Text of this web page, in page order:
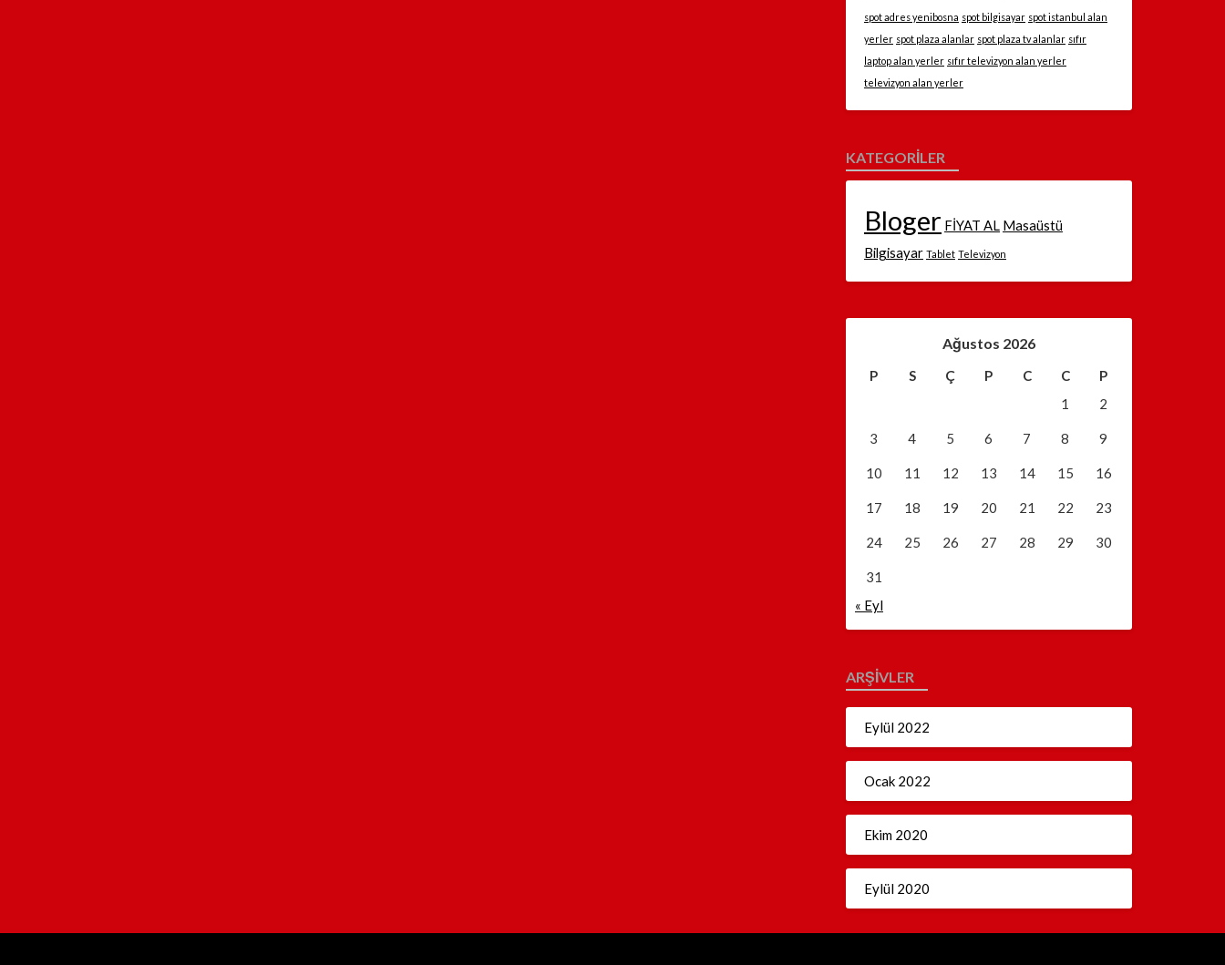
spot adres yenibosna spot bilgisayar spot istanbul alan
yerler spot plaza alanlar spot plaza tv alanlar sıfır
laptop alan yerler sıfır televizyon alan yerler
televizyon alan yerler
KATEGORILER
Bloger FİYAT AL Masaüstü
Bilgisayar Tablet Televizyon
Ağustos 2026
P S Ç P C C
P
1
2
3 4 5 6 7 8 9
10 11 12 13 14 15 16
17 18 19 20 21 22 23
24 25 26 27 28 29 30
31
« Eyl
ARŞIVLER
Eylül 2022
Ocak 2022
Ekim 2020
Eylül 2020